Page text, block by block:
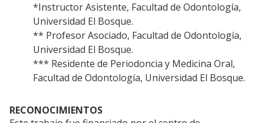
*Instructor Asistente, Facultad de Odontología,
Universidad El Bosque.
** Profesor Asociado, Facultad de Odontología,
Universidad El Bosque.
*** Residente de Periodoncia y Medicina Oral,
Facultad de Odontología, Universidad El Bosque.
RECONOCIMIENTOS